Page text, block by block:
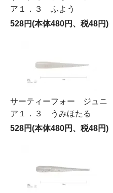
ア１．３ ふよう
528円(本体480円、税48円)
サーティーフォー ジュニ
ア１．３ うみほたる
528円(本体480円、税48円)